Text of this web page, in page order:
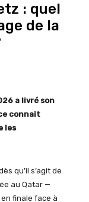
: quel
de la
a livré son
connait
les
qu’il s’agit de
au Qatar —
finale face à